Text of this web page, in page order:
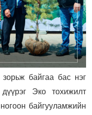
байгаа бас нэг
Эко тохижилт
байгууламжийн